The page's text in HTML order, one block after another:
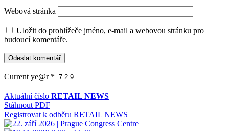
Webová stránka
Uložit do prohlížeče jméno, e-mail a webovou stránku pro
budoucí komentáře.
Current ye@r *
Aktuální číslo RETAIL NEWS
Stáhnout PDF
Registrovat k odběru RETAIL NEWS